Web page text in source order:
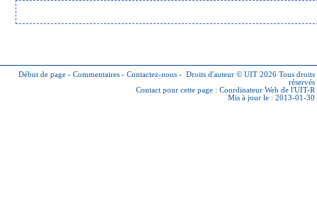
Début de page - Commentaires - Contactez-nous - Droits d'auteur © UIT 2026 Tous droits
réservés
Contact pour cette page : Coordinateur Web de l'UIT-R
Mis à jour le : 2013-01-30